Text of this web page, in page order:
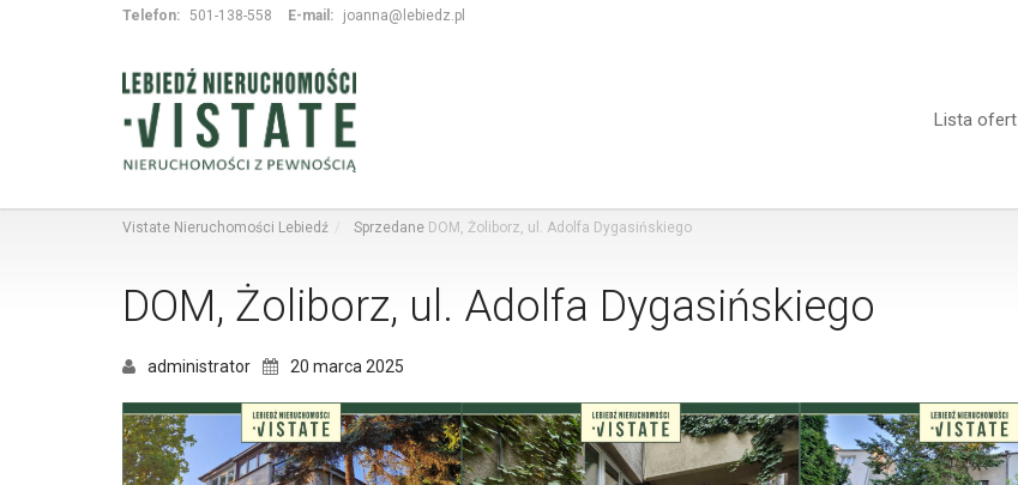
Telefon: 501-138-558 E-mail: joanna@lebiedz.pl
Lista ofert
Vistate Nieruchomości Lebiedź Sprzedane DOM, Żoliborz, ul. Adolfa Dygasińskiego
DOM, Żoliborz, ul. Adolfa Dygasińskiego
administrator 20 marca 2025